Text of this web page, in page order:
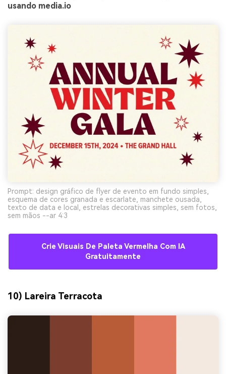
usando media.io
Prompt: design gráfico de flyer de evento em fundo simples,
esquema de cores granada e escarlate, manchete ousada,
texto de data e local, estrelas decorativas simples, sem fotos,
sem mãos --ar 4:3
Crie Visuais De Paleta Vermelha Com IA
Gratuitamente
10) Lareira Terracota